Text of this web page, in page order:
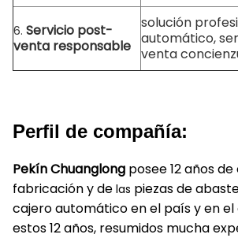
6. Servicio post-
venta responsable
solución
automático,
venta
Perfil de compañía:
Pekín Chuanglong posee 12 años
fabricación y de las piezas de
cajero automático en el país y en el
estos 12 años, resumidos mucha